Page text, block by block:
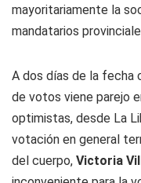
mayoritariamente la
mandatarios
A dos días de la fecha
de votos viene parejo
optimistas, desde La
votación en general
del cuerpo, Victoria